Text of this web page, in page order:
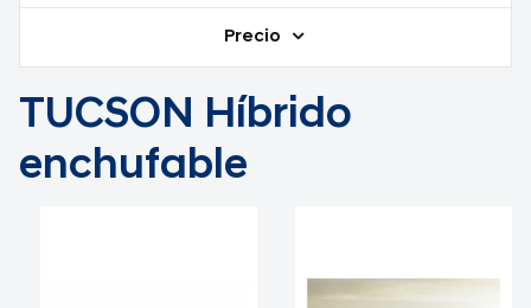
Precio
TUCSON Híbrido
enchufable